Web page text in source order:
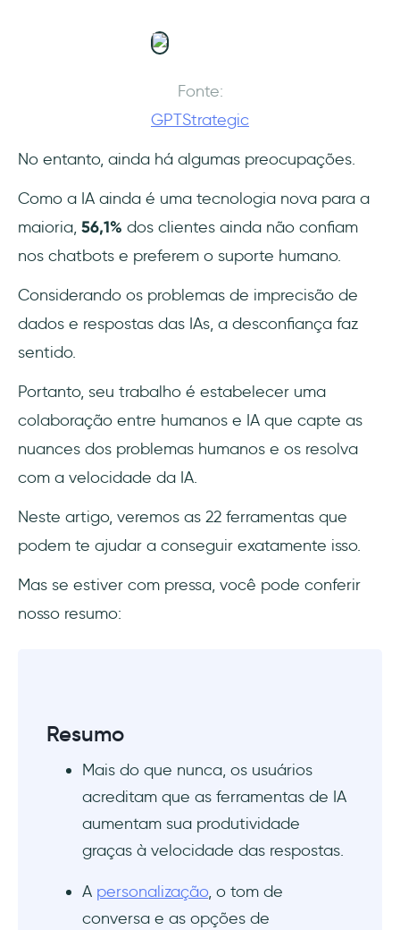
21- Inkeep
22- Microsoft Copilot
Conclusão
Perguntas Frequentes
Qual é o melhor chatbot de IA para suporte
ao cliente?
O que é uma ferramenta de bate-papo com
Fonte:
GPTStrategic
No entanto, ainda há algumas preocupações.
Como a IA ainda é uma tecnologia nova para a
maioria, 56,1% dos clientes ainda não confiam
nos chatbots e preferem o suporte humano.
Considerando os problemas de imprecisão de
dados e respostas das IAs, a desconfiança faz
sentido.
Portanto, seu trabalho é estabelecer uma
colaboração entre humanos e IA que capte as
nuances dos problemas humanos e os resolva
com a velocidade da IA.
Neste artigo, veremos as 22 ferramentas que
podem te ajudar a conseguir exatamente isso.
Mas se estiver com pressa, você pode conferir
nosso resumo:
Resumo
Mais do que nunca, os usuários
acreditam que as ferramentas de IA
aumentam sua produtividade
graças à velocidade das respostas.
A personalização, o tom de
conversa e as opções de